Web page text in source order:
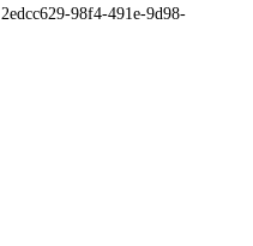
2edcc629-98f4-491e-9d98-